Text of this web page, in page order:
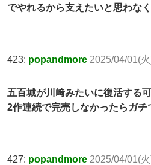
でやれるから支えたいと思わな
423: popandmore 2025/04/01(
五百城が川﨑みたいに復活する
2作連続で完売しなかったらガ
427: popandmore 2025/04/01(